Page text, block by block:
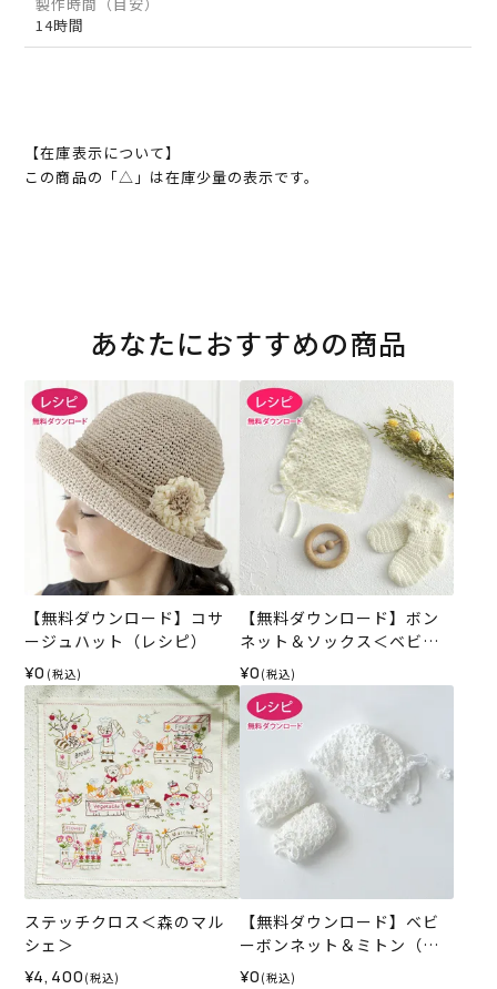
14時間
【在庫表示について】
この商品の「△」は在庫少量の表示です。
あなたにおすすめの商品
【無料ダウンロード】コサ
ージュハット（レシピ）
¥0 (税込)
【無料ダウンロード】ボン
ネット＆ソックス＜ベビー
パレット＞（レシピ）
¥0 (税込)
ステッチクロス＜森のマル
シェ＞
¥4,400 (税込)
【無料ダウンロード】ベビ
ーボンネット＆ミトン（レ
シピ）
¥0 (税込)